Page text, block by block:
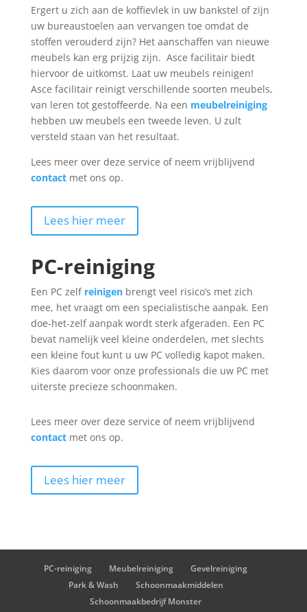
Ergert u zich aan de koffievlek in uw bankstel of zijn
uw bureaustoelen aan vervangen toe omdat de
stoffen verouderd zijn? Het aanschaffen van nieuwe
meubels kan erg prijzig zijn. Asce facilitair biedt
hiervoor de uitkomst. Laat uw meubels reinigen!
Asce facilitair reinigt verschillende soorten meubels,
van leren tot gestoffeerde. Na een meubelreiniging
hebben uw meubels een tweede leven. U zult
versteld staan van het resultaat.
Lees meer over deze service of neem vrijblijvend
contact met ons op.
Lees hier meer
PC-reiniging
Een PC zelf reinigen brengt veel risico’s met zich
mee, het vraagt om een specialistische aanpak. Een
doe-het-zelf aanpak wordt sterk afgeraden. Een PC
bevat namelijk veel kleine onderdelen, met slechts
een kleine fout kunt u uw PC volledig kapot maken.
Kies daarom voor onze professionals die uw PC met
uiterste precieze schoonmaken.
Lees meer over deze service of neem vrijblijvend
contact met ons op.
Lees hier meer
PC-reiniging Meubelreiniging
Gevelreiniging
Park & Wash
Schoonmaakmiddelen
Schoonmaakbedrijf Monster